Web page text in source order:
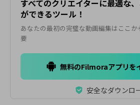
すべてのクリエイターに最適な
ができるツール！
あなたの最初の完璧な動画編集はここか
要
無料のFilmoraアプリを
安全なダウンロ